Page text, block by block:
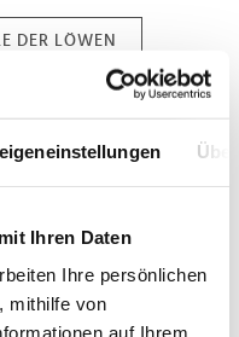
Ihren Daten
Ihre persönlichen
mithilfe von
auf Ihrem
DER LÖWEN
SHOW